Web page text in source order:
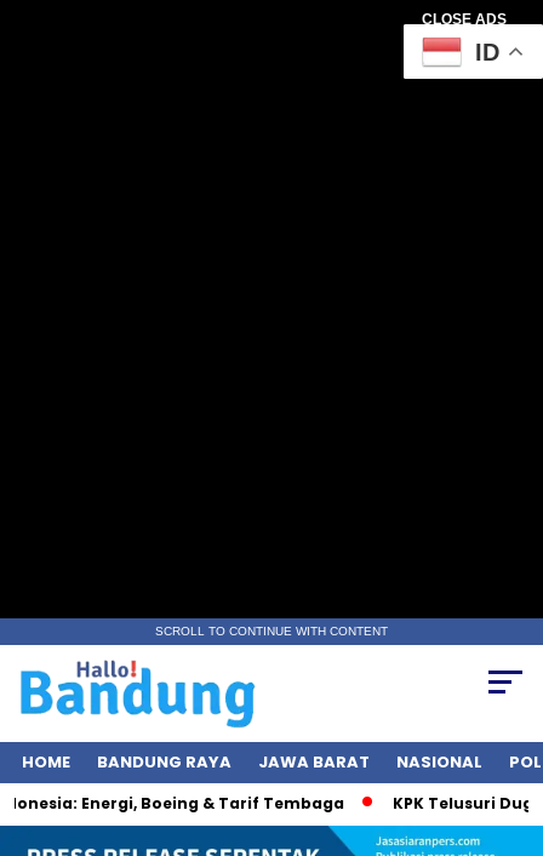
CLOSE ADS
SCROLL TO CONTINUE WITH CONTENT
HOME BANDUNG RAYA JAWA BARAT NASIONAL
Energi, Boeing & Tarif Tembaga KPK Telusuri
ID